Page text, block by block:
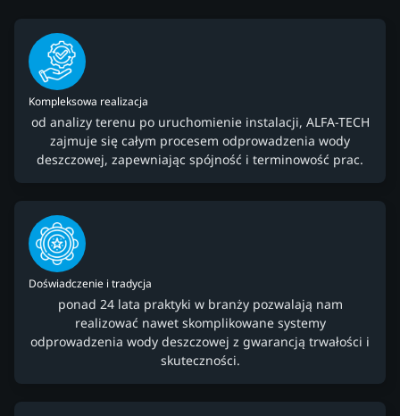
Kompleksowa realizacja
od analizy terenu po uruchomienie instalacji, ALFA-TECH
zajmuje się całym procesem odprowadzenia wody
deszczowej, zapewniając spójność i terminowość prac.
Doświadczenie i tradycja
ponad 24 lata praktyki w branży pozwalają nam
realizować nawet skomplikowane systemy
odprowadzenia wody deszczowej z gwarancją trwałości i
skuteczności.